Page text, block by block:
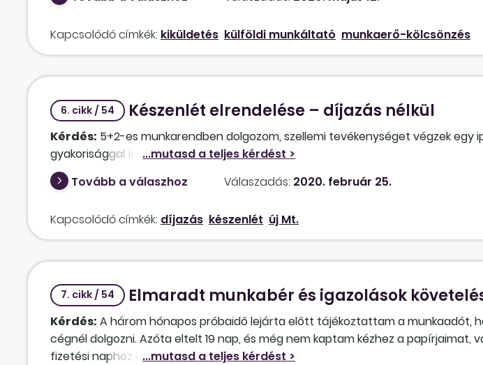
Kapcsolódó címkék: kiküldetés külföldi munkáltató munkaerő-kölcsönzés
6. cikk / 54 Készenlét elrendelése – díjazás nélkül
Kérdés: 5+2-es munkarendben dolgozom, szellemi tevékenységet végzek egy
gyakorisággal írnak elő készenlétet, de nem fizetik ki. Kihez lehet fordulni?
Tovább a válaszhoz
Válaszadás: 2020. február 25.
Kapcsolódó címkék: díjazás készenlét új Mt.
7. cikk / 54 Elmaradt munkabér és igazolások
Kérdés: A három hónapos próbaidő lejárta előtt tájékoztattam a munkaadót,
cégnél dolgozni. Azóta eltelt 19 nap, és még nem kaptam kézhez a
fizetési naphoz képest 8 napja nem jutottam hozzá a múlt havi